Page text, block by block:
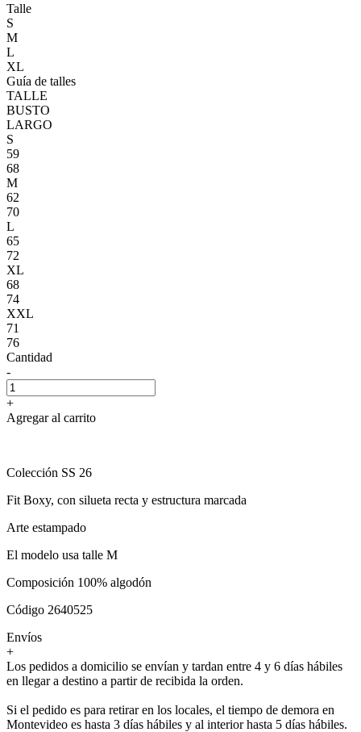
Talle
S
M
L
XL
Guía de talles
TALLE
BUSTO
LARGO
S
59
68
M
62
70
L
65
72
XL
68
74
XXL
71
76
Cantidad
-
+
Agregar al carrito
Colección SS 26
Fit Boxy, con silueta recta y estructura marcada
Arte estampado
El modelo usa talle M
Composición 100% algodón
Código 2640525
Envíos
+
Los pedidos a domicilio se envían y tardan entre 4 y 6 días hábiles
en llegar a destino a partir de recibida la orden.
Si el pedido es para retirar en los locales, el tiempo de demora en
Montevideo es hasta 3 días hábiles y al interior hasta 5 días hábiles.